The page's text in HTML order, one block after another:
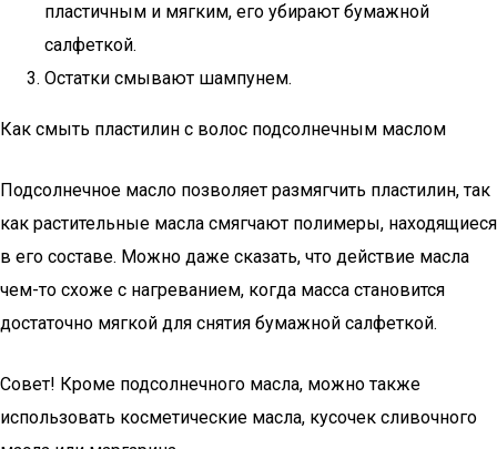
пластичным и мягким, его убирают бумажной
салфеткой.
Остатки смывают шампунем.
Как смыть пластилин с волос подсолнечным маслом
Подсолнечное масло позволяет размягчить пластилин, так
как растительные масла смягчают полимеры, находящиеся
в его составе. Можно даже сказать, что действие масла
чем-то схоже с нагреванием, когда масса становится
достаточно мягкой для снятия бумажной салфеткой.
Совет! Кроме подсолнечного масла, можно также
использовать косметические масла, кусочек сливочного